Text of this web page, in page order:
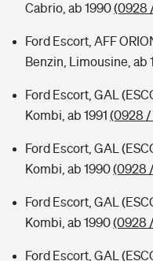
Cabrio, ab 1990(0928
Ford Escort, AFF
Benzin, Limousine, ab
Ford Escort, GAL
Kombi, ab 1991 (0928 /
Ford Escort, GAL
Kombi, ab 1990(0928
Ford Escort, GAL
Kombi, ab 1990(0928
Ford Escort, GAL